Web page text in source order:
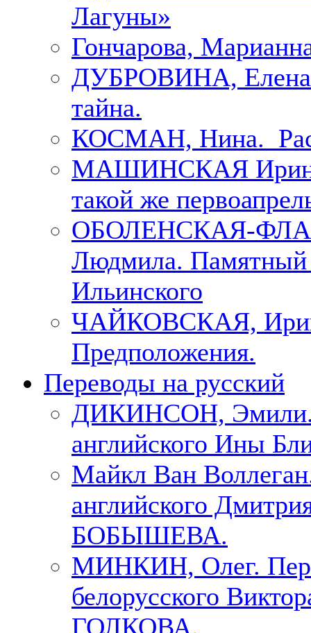
Лагуны»
Гончарова,
ДУБРОВИНА,
тайна.
КОСМАН, Нина.
МАШИНСКАЯ
такой же
ОБОЛЕНСКАЯ-
Людмила. Памятный
Ильинского
ЧАЙКОВСКАЯ,
Предположения.
Переводы на русский
ДИКИНСОН, Эмили.
английского Ины
Майкл Ван
английского
БОБЫШЕВА.
МИНКИН, Олег.
белорусского
ГОЛКОВА.